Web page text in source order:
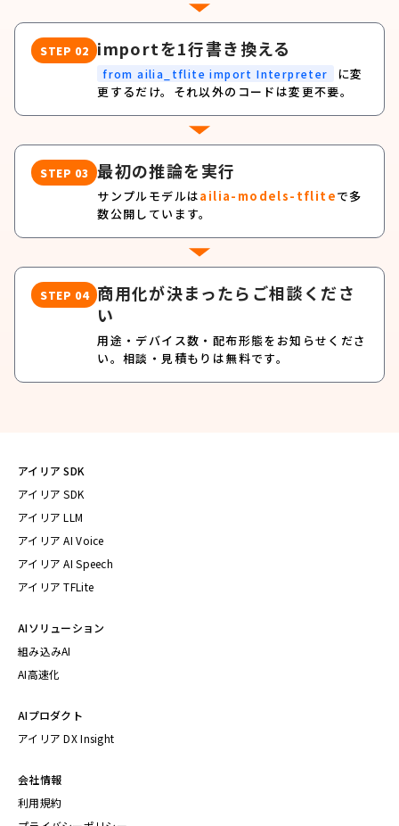
STEP 02 importを1行書き換える
from ailia_tflite import Interpreter
に変
更するだけ。それ以外のコードは変更不要。
STEP 03 最初の推論を実行
サンプルモデルはailia-models-tfliteで多
数公開しています。
STEP 04
商用化が決まったらご相談くださ
い
用途・デバイス数・配布形態をお知らせくださ
い。相談・見積もりは無料です。
アイリア SDK
アイリア SDK
アイリア LLM
アイリア AI Voice
アイリア AI Speech
アイリア TFLite
AIソリューション
組み込みAI
AI高速化
AIプロダクト
アイリア DX Insight
会社情報
利用規約